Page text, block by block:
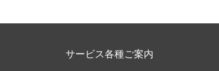
サービス各種ご案内